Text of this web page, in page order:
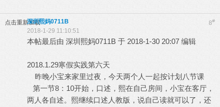
点击重新加载 8#
深圳熙妈0711B
2018-1-29 11:10:51
本帖最后由 深圳熙妈0711B 于 2018-1-30 20:07 编辑
2018.1.29寒假实践第六天
昨晚小宝来家里过夜，今天两个人一起按计划八节课
第一节8：10开始，口述，熙在自己房间，小宝在客厅，
两人各自述。熙继续口述人教版，说自己读就可以了，还